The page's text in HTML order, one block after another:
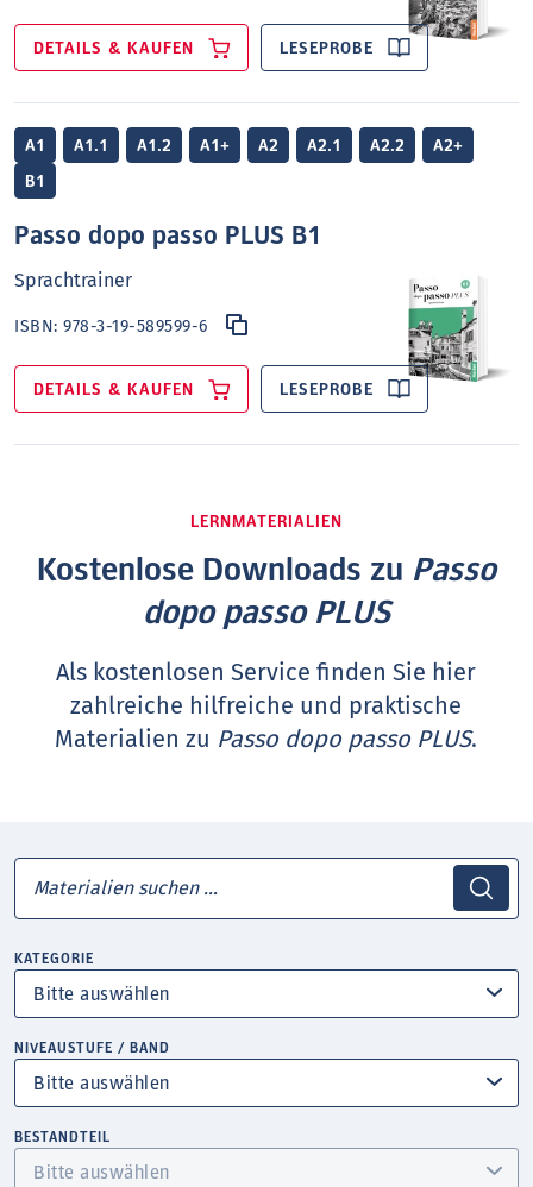
DETAILS & KAUFEN LESEPROBE
A1 A1.1 A1.2 A1+ A2 A2.1 A2.2 A2+
B1
Passo dopo passo PLUS B1
Sprachtrainer
ISBN:978-3-19-589599-6
DETAILS & KAUFEN LESEPROBE
LERNMATERIALIEN
Kostenlose Downloads zu Passo
dopo passo PLUS
Als kostenlosen Service finden Sie hier
zahlreiche hilfreiche und praktische
Materialien zu Passo dopo passo PLUS.
KATEGORIE
NIVEAUSTUFE / BAND
BESTANDTEIL